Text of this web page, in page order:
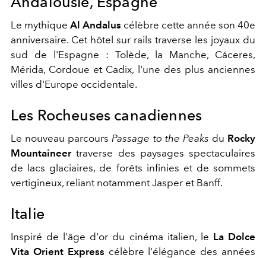
Le mythique Al Andalus célèbre cette année son 40e
anniversaire. Cet hôtel sur rails traverse les joyaux du
sud de l'Espagne : Tolède, la Manche, Cáceres,
Mérida, Cordoue et Cadix, l'une des plus anciennes
villes d'Europe occidentale.
Les Rocheuses canadiennes
Le nouveau parcoursPassage to the Peaks du Rocky
Mountaineertraverse des paysages spectaculaires
de lacs glaciaires, de forêts infinies et de sommets
vertigineux, reliant notamment Jasper et Banff.
Italie
Inspiré de l'âge d'or du cinéma italien, le La Dolce
Vita Orient Express célèbre l'élégance des années